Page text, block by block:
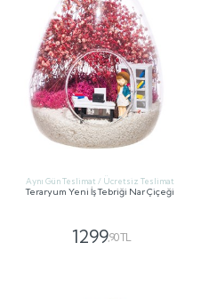
Aynı Gün Teslimat / Ücretsiz Teslimat
Teraryum Yeni İş Tebriği Nar Çiçeği
1299,90 TL